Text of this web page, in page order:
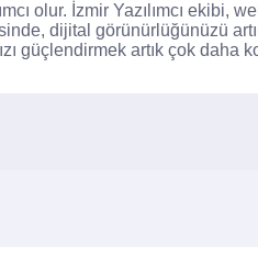
olur. İzmir Yazılımcı ekibi,
dijital görünürlüğünüzü
güçlendirmek artık çok daha